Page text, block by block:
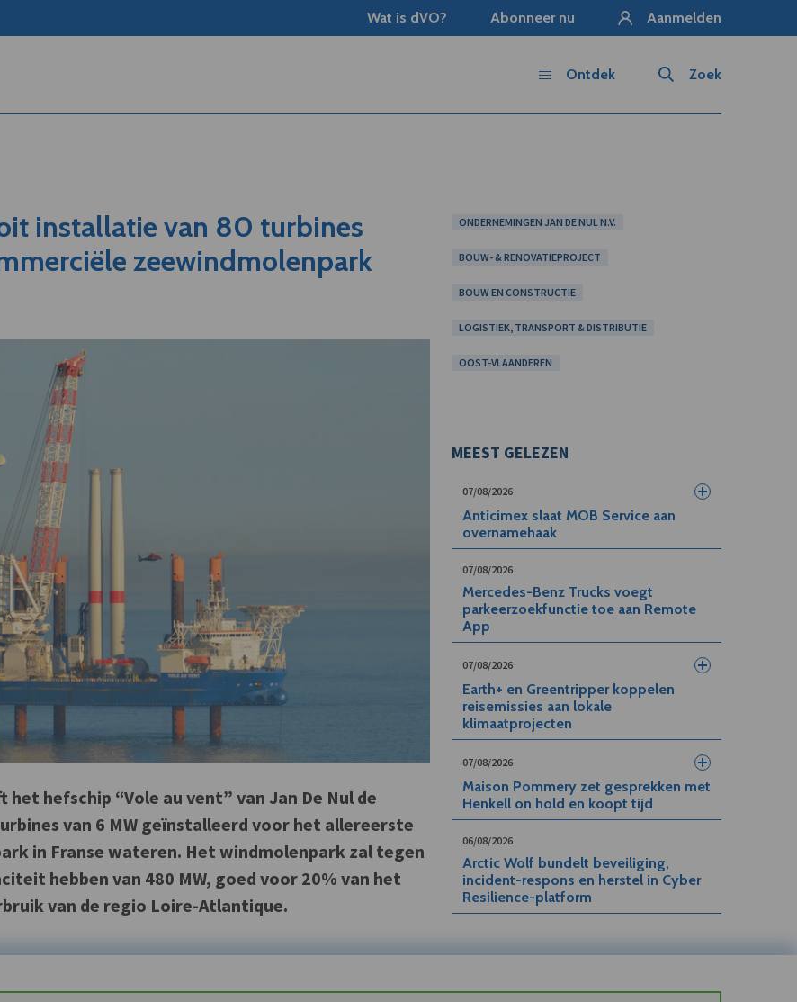
Wat is dVO? Abonneer nu Aanmelden
Zoek
Ontdek
installatie van 80 turbines
zeewindmolenpark
hefschip “Vole au vent” van Jan De Nul de
van 6 MW geïnstalleerd voor het allereerste
in Franse wateren. Het windmolenpark zal tegen
hebben van 480 MW, goed voor 20% van het
van de regio Loire-Atlantique.
ONDERNEMINGEN JAN DE NUL N.V.
BOUW- & RENOVATIEPROJECT
BOUW EN CONSTRUCTIE
LOGISTIEK, TRANSPORT & DISTRIBUTIE
OOST-VLAANDEREN
MEEST GELEZEN
07/08/2026
Anticimex slaat MOB Service aan
overnamehaak
07/08/2026
Mercedes-Benz Trucks voegt
parkeerzoekfunctie toe aan Remote
App
07/08/2026
Earth+ en Greentripper koppelen
reisemissies aan lokale
klimaatprojecten
07/08/2026
Maison Pommery zet gesprekken met
Henkell on hold en koopt tijd
06/08/2026
Arctic Wolf bundelt beveiliging,
incident-respons en herstel in Cyber
Resilience-platform